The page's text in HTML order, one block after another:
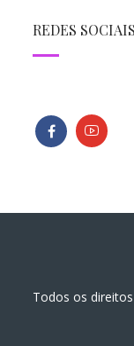
REDES SOCIAIS
Todos os